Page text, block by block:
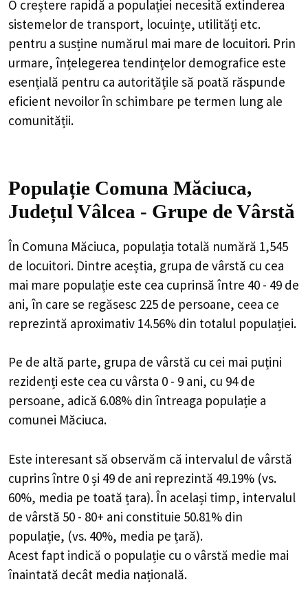
O creștere rapidă a populației necesită extinderea
sistemelor de transport, locuințe, utilități etc.
pentru a susține numărul mai mare de locuitori. Prin
urmare, înțelegerea tendințelor demografice este
esențială pentru ca autoritățile să poată răspunde
eficient nevoilor în schimbare pe termen lung ale
comunității.
Populație Comuna Măciuca,
Județul Vâlcea - Grupe de Vârstă
În Comuna Măciuca, populația totală numără 1,545
de locuitori. Dintre aceștia, grupa de vârstă cu cea
mai mare populație este cea cuprinsă între 40 - 49 de
ani, în care se regăsesc 225 de persoane, ceea ce
reprezintă aproximativ 14.56% din totalul populației.
Pe de altă parte, grupa de vârstă cu cei mai puțini
rezidenți este cea cu vârsta 0 - 9 ani, cu 94 de
persoane, adică 6.08% din întreaga populație a
comunei Măciuca.
Este interesant să observăm că intervalul de vârstă
cuprins între 0 și 49 de ani reprezintă 49.19% (vs.
60%, media pe toată țara). În același timp, intervalul
de vârstă 50 - 80+ ani constituie 50.81% din
populație, (vs. 40%, media pe țară).
Acest fapt indică o populație cu o vârstă medie mai
înaintată decât media națională.